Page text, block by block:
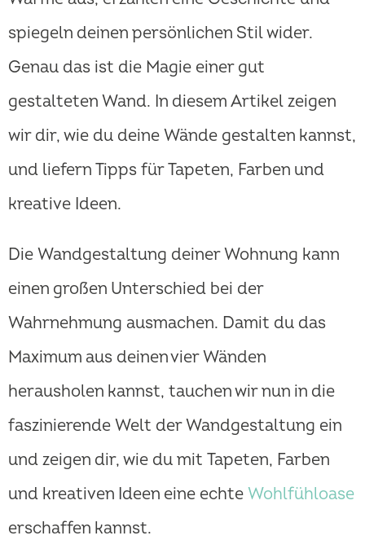
spiegeln deinen persönlichen Stil wider.
Genau das ist die Magie einer gut
gestalteten Wand. In diesem Artikel zeigen
wir dir, wie du deine Wände gestalten kannst,
und liefern Tipps für Tapeten, Farben und
kreative Ideen.
Die Wandgestaltung deiner Wohnung kann
einen großen Unterschied bei der
Wahrnehmung ausmachen. Damit du das
Maximum aus deinen vier Wänden
herausholen kannst, tauchen wir nun in die
faszinierende Welt der Wandgestaltung ein
und zeigen dir, wie du mit Tapeten, Farben
und kreativen Ideen eine echte Wohlfühloase
erschaffen kannst.